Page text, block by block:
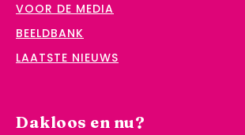
VOOR DE MEDIA
BEELDBANK
LAATSTE NIEUWS
Dakloos en nu?